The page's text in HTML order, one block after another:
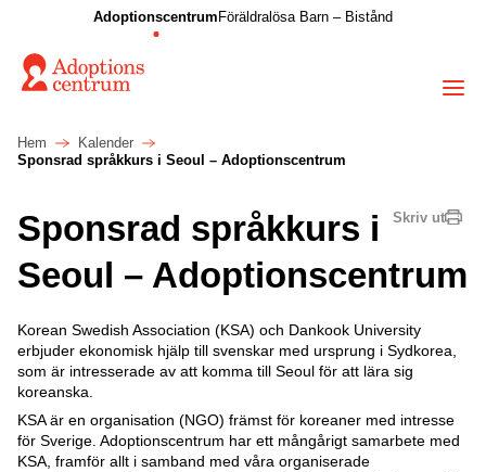
Adoptionscentrum Föräldralösa Barn – Bistånd
Hem
Kalender
Sponsrad språkkurs i Seoul – Adoptionscentrum
Skriv ut
Sponsrad språkkurs i
Seoul – Adoptionscentrum
Korean Swedish Association (KSA) och Dankook University
erbjuder ekonomisk hjälp till svenskar med ursprung i Sydkorea,
som är intresserade av att komma till Seoul för att lära sig
koreanska.
KSA är en organisation (NGO) främst för koreaner med intresse
för Sverige. Adoptionscentrum har ett mångårigt samarbete med
KSA, framför allt i samband med våra organiserade